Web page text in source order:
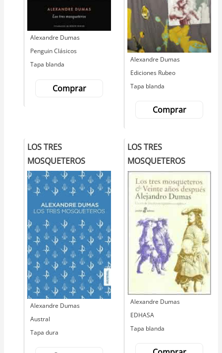
Autor
Alexandre Dumas
Editorial
Penguin Clásicos
Tapa blanda
Comprar
Autor
Alexandre Dumas
Editorial
Ediciones Rubeo
Tapa blanda
Comprar
LOS TRES
MOSQUETEROS
Autor
Alexandre Dumas
Editorial
Austral
Tapa dura
LOS TRES
MOSQUETEROS
Autor
Alexandre Dumas
Editorial
EDHASA
Tapa blanda